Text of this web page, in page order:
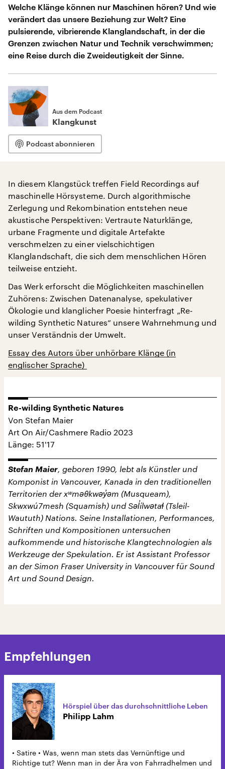
Welche Klänge können nur Maschinen hören? Und wie
verändert das unsere Beziehung zur Welt? Eine
pulsierende, vibrierende Klanglandschaft, in der die
Grenzen zwischen Natur und Technik verschwimmen;
eine Reise durch die Zweideutigkeit der Sinne.
Aus dem Podcast
Klangkunst
Podcast abonnieren
In diesem Klangstück treffen Field Recordings auf
maschinelle Hörsysteme. Durch algorithmische
Zerlegung und Rekombination entstehen neue
akustische Perspektiven: Vertraute Naturklänge,
urbane Fragmente und digitale Artefakte
verschmelzen zu einer vielschichtigen
Klanglandschaft, die sich dem menschlichen Hören
teilweise entzieht.
Das Werk erforscht die Möglichkeiten maschinellen
Zuhörens: Zwischen Datenanalyse, spekulativer
Ökologie und klanglicher Poesie hinterfragt „Re-
wilding Synthetic Natures“ unsere Wahrnehmung und
unser Verständnis der Umwelt.
Essay des Autors über unhörbare Klänge (in
englischer Sprache)
Re-wilding Synthetic Natures
Von Stefan Maier
Art On Air/Cashmere Radio 2023
Länge: 51'17
Stefan Maier, geboren 1990, lebt als Künstler und
Komponist in Vancouver, Kanada in den traditionellen
Territorien der xʷməθkwəy̓əm (Musqueam),
Skwxwú7mesh (Squamish) und Səl̓ílwətaɬ (Tsleil-
Waututh) Nations. Seine Installationen, Performances,
Schriften und Kompositionen untersuchen
aufkommende und historische Klangtechnologien als
Werkzeuge der Spekulation. Er ist Assistant Professor
an der Simon Fraser University in Vancouver für Sound
Art und Sound Design.
Empfehlungen
Hörspiel über das durchschnittliche Leben
Philipp Lahm
• Satire • Was, wenn man stets das Vernünftige und
Richtige tut? Wenn man in der Ära von Fahrradhelmen und